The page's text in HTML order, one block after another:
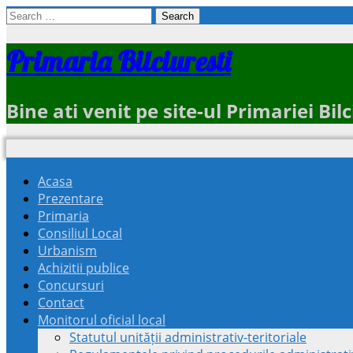
Search
Primaria Bilciuresti
Bine ati venit pe site-ul Primariei
Acasa
Prezentare
Primaria
Consiliul Local
Urbanism
Achizitii publice
Concursuri
Contact
Monitorul oficial local
Statutul unității administrativ-teritoriale